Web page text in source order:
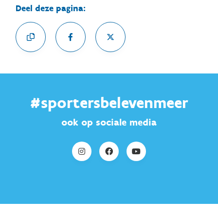
Deel deze pagina:
#sportersbelevenmeer
ook op sociale media